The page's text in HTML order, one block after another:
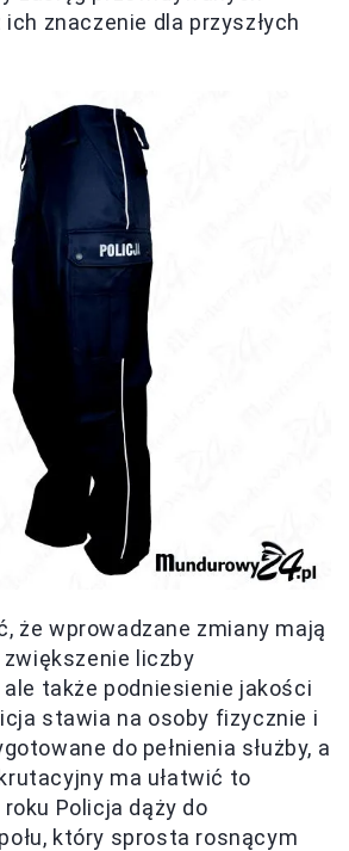
znaczenie dla przyszłych
że wprowadzane zmiany mają
liczby
także podniesienie jakości
stawia na osoby fizycznie i
do pełnienia służby, a
ma ułatwić to
Policja dąży do
który sprosta rosnącym